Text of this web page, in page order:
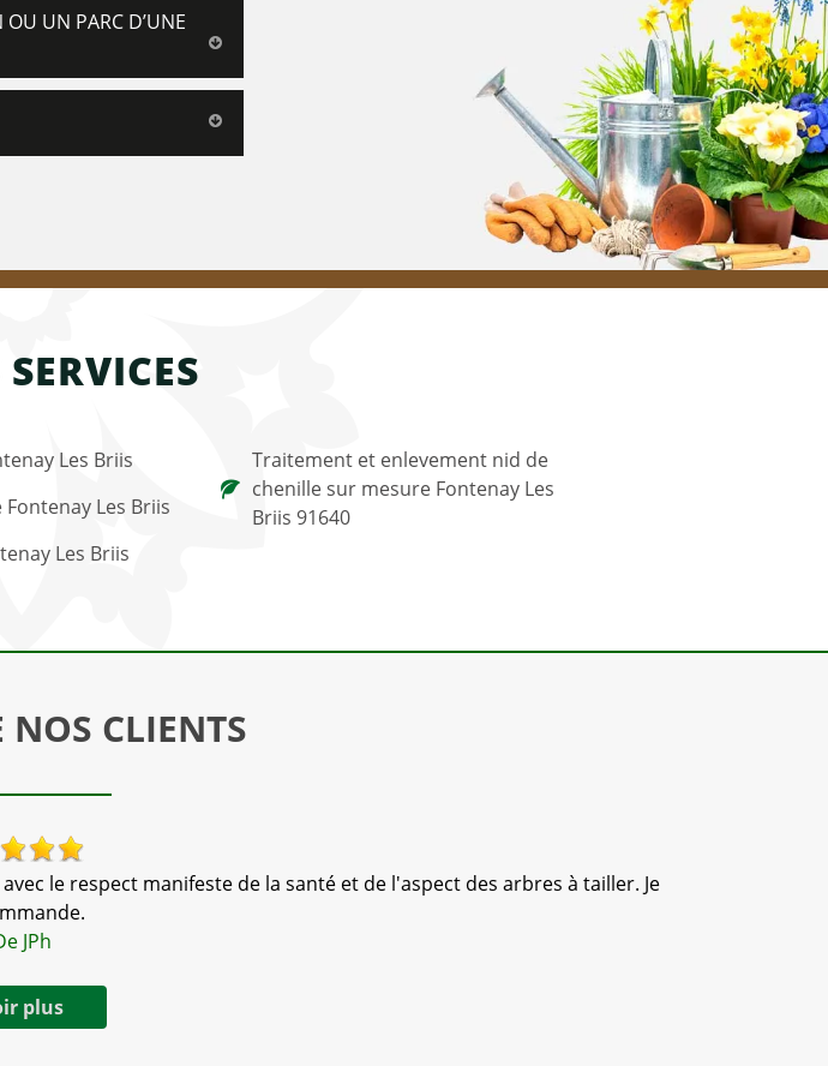
OU UN PARC D’UNE
Les Briis
Les Briis
Les Briis
Traitement et enlevement nid de
chenille sur mesure Fontenay Les
Briis 91640
NOS CLIENTS
le respect manifeste de la santé et de l'aspect des arbres à tailler. Je
JPh
plus